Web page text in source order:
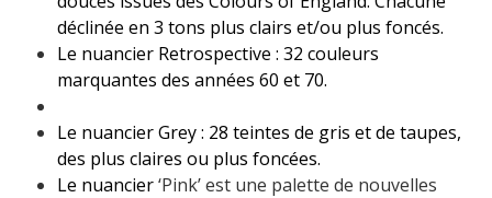
déclinée en 3 tons plus clairs et/ou plus foncés.
Le nuancier Retrospective : 32 couleurs
marquantes des années 60 et 70.
Le nuancier Grey : 28 teintes de gris et de taupes,
des plus claires ou plus foncées.
Le nuancier‘Pink’ est une palette de nouvelles